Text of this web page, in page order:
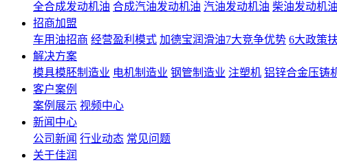
全合成发动机油 合成汽油发动机油 汽油发动机油 柴油发动机油
招商加盟
车用油招商 经营盈利模式 加德宝润滑油7大竞争优势 6大政策
解决方案
模具模胚制造业 电机制造业 钢管制造业 注塑机 铝锌合金压铸
客户案例
案例展示 视频中心
新闻中心
公司新闻 行业动态 常见问题
关于佳润